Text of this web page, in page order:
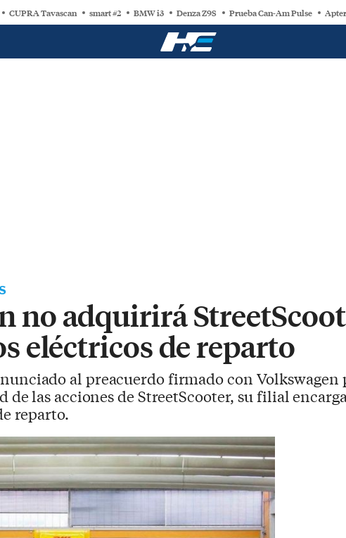
CUPRA Tavascan smart #2 BMW i3 Denza Z9S Prueba Can-Am Pulse
no adquirirá
eléctricos de reparto
al preacuerdo firmado con Volkswagen
de las acciones de StreetScooter, su filial
reparto.